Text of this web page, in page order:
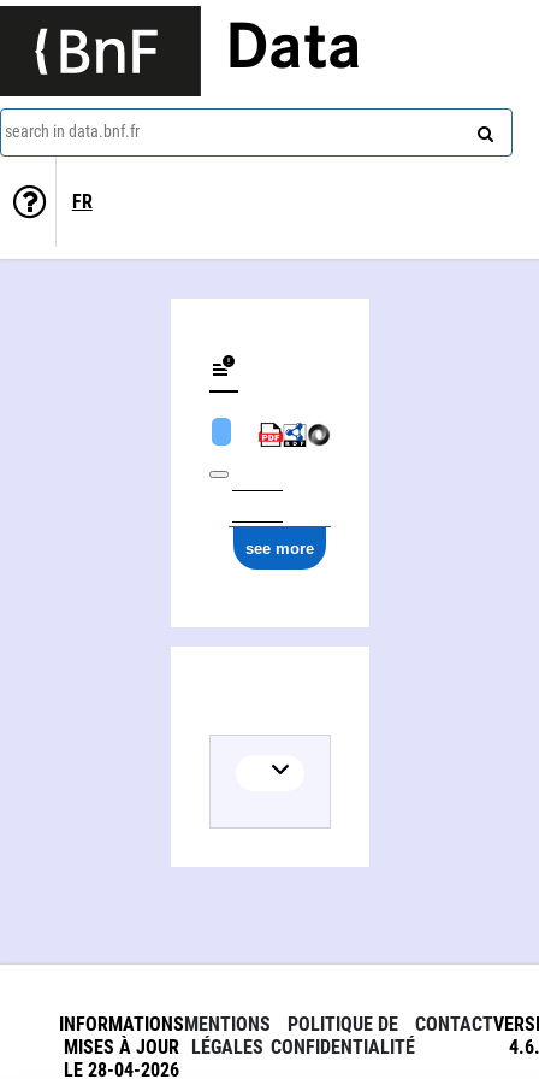
Data
search in data.bnf.fr
FR
see more
INFORMATIONS
MISES À JOUR
LE 28-04-2026
MENTIONS
LÉGALES
POLITIQUE DE
CONFIDENTIALITÉ
CONTACT